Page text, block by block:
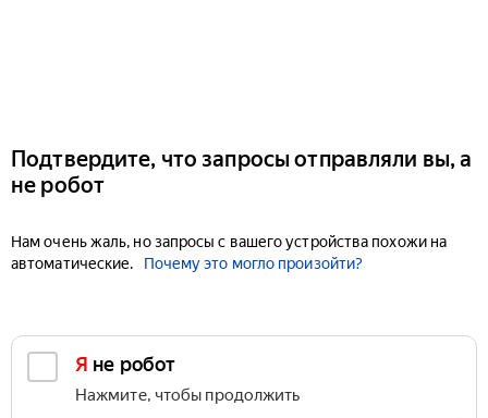
Подтвердите, что запросы отправляли вы, а
не робот
Нам очень жаль, но запросы с вашего устройства похожи на
автоматические.
Почему это могло произойти?
Я не робот
Нажмите, чтобы продолжить